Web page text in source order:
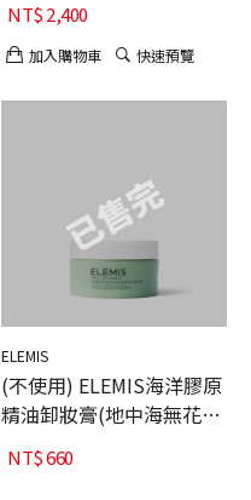
NT$2,400
加入購物車 快速預覽
ELEMIS
(不使用) ELEMIS海洋膠原
精油卸妝膏(地中海無花果
版)20g
NT$660